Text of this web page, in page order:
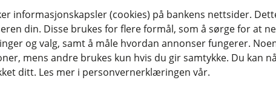
godt med. Vår Innbo Pluss-forsikring
uforutsette hendelser for inntil hundre tusen
Fremtind Forsikring.
snart, bør du kanskje vurdere å oppgradere
informasjonskapsler (cookies) på bankens nettsider.
din. Disse brukes for flere formål, som å sørge for at
og valg, samt å måle hvordan annonser fungerer.
mens andre brukes kun hvis du gir samtykke. Du kan
ditt. Les mer i personvernerklæringen vår.